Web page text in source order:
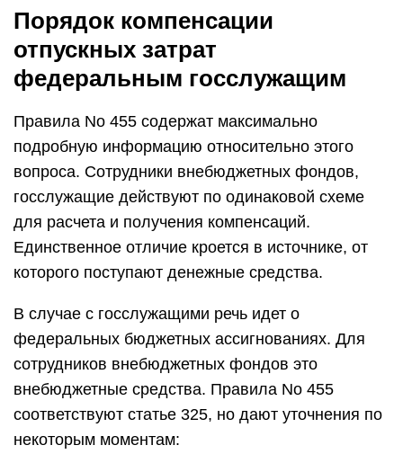
Порядок компенсации
отпускных затрат
федеральным госслужащим
Правила No 455 содержат максимально
подробную информацию относительно этого
вопроса. Сотрудники внебюджетных фондов,
госслужащие действуют по одинаковой схеме
для расчета и получения компенсаций.
Единственное отличие кроется в источнике, от
которого поступают денежные средства.
В случае с госслужащими речь идет о
федеральных бюджетных ассигнованиях. Для
сотрудников внебюджетных фондов это
внебюджетные средства. Правила No 455
соответствуют статье 325, но дают уточнения по
некоторым моментам: